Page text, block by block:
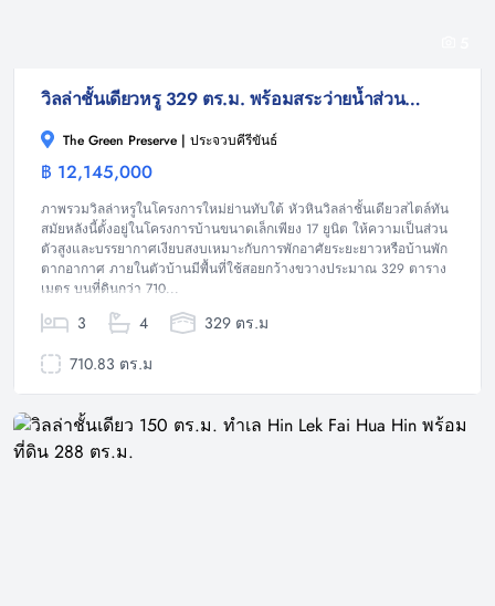
วิลล่าชั้นเดียวหรู 329 ตร.ม. พร้อมสระว่ายน้ำส่วนตัว ในทำเลทับใต้ หัวหิน
The Green Preserve | ประจวบคีรีขันธ์
฿ 12,145,000
ภาพรวมวิลล่าหรูในโครงการใหม่ย่านทับใต้ หัวหินวิลล่าชั้นเดียวสไตล์ทัน
สมัยหลังนี้ตั้งอยู่ในโครงการบ้านขนาดเล็กเพียง 17 ยูนิต ให้ความเป็นส่วน
ตัวสูงและบรรยากาศเงียบสงบเหมาะกับการพักอาศัยระยะยาวหรือบ้านพัก
ตากอากาศ ภายในตัวบ้านมีพื้นที่ใช้สอยกว้างขวางประมาณ 329 ตาราง
เมตร บนที่ดินกว่า 710...
3 4
329 ตร.ม
710.83 ตร.ม